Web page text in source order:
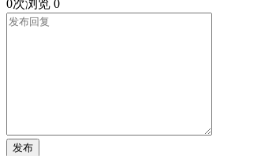
0次浏览 0
发布